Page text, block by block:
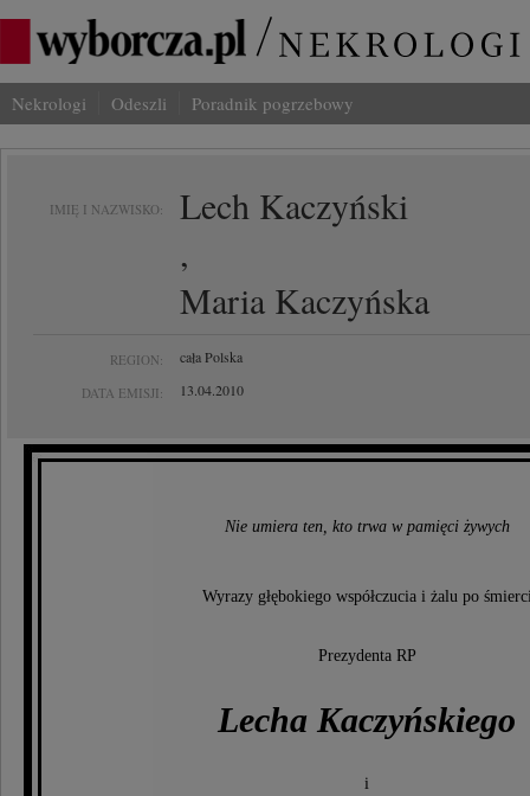
Nekrologi Odeszli Poradnik pogrzebowy
IMIĘ I NAZWISKO:
Lech Kaczyński
,
Maria Kaczyńska
REGION: cała Polska
DATA EMISJI: 13.04.2010
Nie umiera ten, kto trwa w pamięci żywych
Wyrazy głębokiego współczucia i żalu po
Prezydenta RP
Lecha Kaczyńskiego
i